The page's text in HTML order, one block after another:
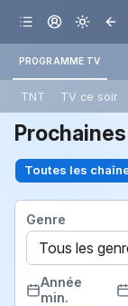
PROGRAMME TV
TNT TV ce soir
Toutes les
Genre
Année
min.